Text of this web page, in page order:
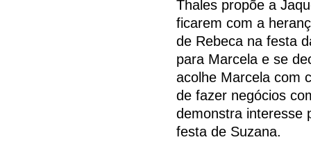
Thales propõe a
ficarem com a
de Rebeca na festa
para Marcela e se
acolhe Marcela com
de fazer negócios
demonstra interesse
festa de Suzana.